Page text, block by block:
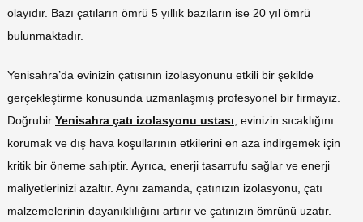
olayıdır. Bazı çatıların ömrü 5 yıllık bazıların ise 20 yıl ömrü
bulunmaktadır.
Yenisahra’da evinizin çatısının izolasyonunu etkili bir şekilde
gerçekleştirme konusunda uzmanlaşmış profesyonel bir firmayız.
Doğrubir Yenisahra çatı izolasyonu ustası , evinizin sıcaklığını
korumak ve dış hava koşullarının etkilerini en aza indirgemek için
kritik bir öneme sahiptir. Ayrıca, enerji tasarrufu sağlar ve enerji
maliyetlerinizi azaltır. Aynı zamanda, çatınızın izolasyonu, çatı
malzemelerinin dayanıklılığını artırır ve çatınızın ömrünü uzatır.